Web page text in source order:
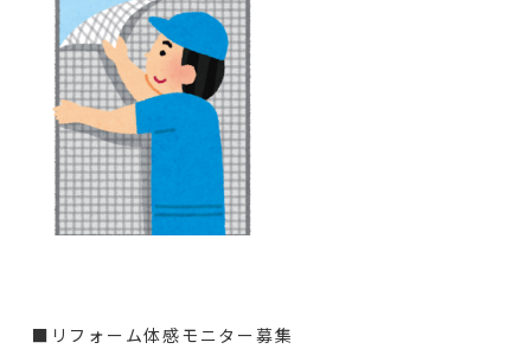
■リフォーム体感モニター募集